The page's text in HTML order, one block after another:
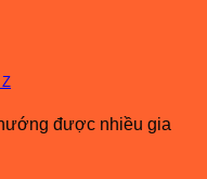
được nhiều gia